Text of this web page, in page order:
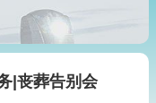
|丧葬告别会